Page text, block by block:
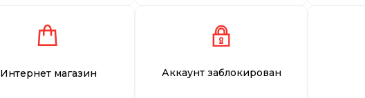
Интернет магазин Аккаунт заблокирован